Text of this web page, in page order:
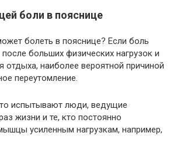
боли в пояснице
болеть в пояснице? Если боль
больших физических нагрузок и
отдыха, наиболее вероятной причиной
переутомление.
испытывают люди, ведущие
жизни и те, кто постоянно
усиленным нагрузкам, например,